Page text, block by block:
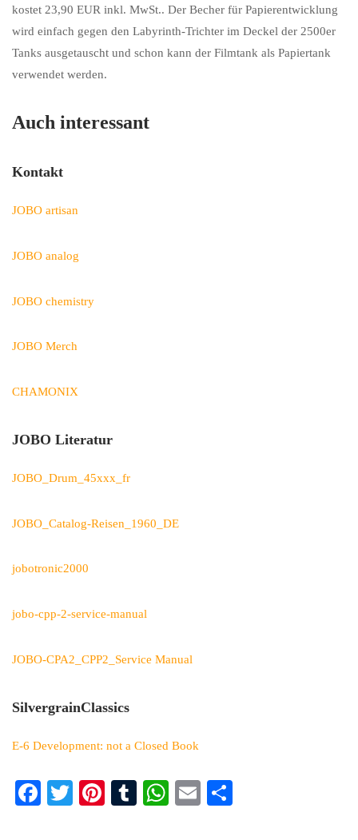
kostet 23,90 EUR inkl. MwSt.. Der Becher für Papierentwicklung
wird einfach gegen den Labyrinth-Trichter im Deckel der 2500er
Tanks ausgetauscht und schon kann der Filmtank als Papiertank
verwendet werden.
Auch interessant
Kontakt
JOBO artisan
JOBO analog
JOBO chemistry
JOBO Merch
CHAMONIX
JOBO Literatur
JOBO_Drum_45xxx_fr
JOBO_Catalog-Reisen_1960_DE
jobotronic2000
jobo-cpp-2-service-manual
JOBO-CPA2_CPP2_Service Manual
SilvergrainClassics
E-6 Development: not a Closed Book
Fa T
Pi
T
W
E